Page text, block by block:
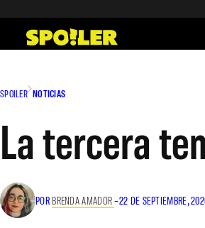
contenido
SPOILER NOTICIAS
La tercera
POR BRENDA AMADOR–22 DE SEPTIEMBRE,